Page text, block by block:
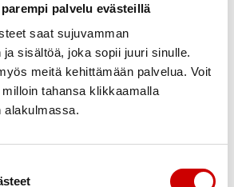
palvelu evästeillä
saat sujuvamman
sisältöä, joka sopii juuri sinulle.
meitä kehittämään palvelua. Voit
tahansa klikkaamalla
alakulmassa.
ovat noin 3,6 miljardia euroa.
ole väistämätöntä. Sydänliitto
joilla lisätään toimintakykyisiä
terveyseroja ja vahvistetaan
tunnistamiseen sekä